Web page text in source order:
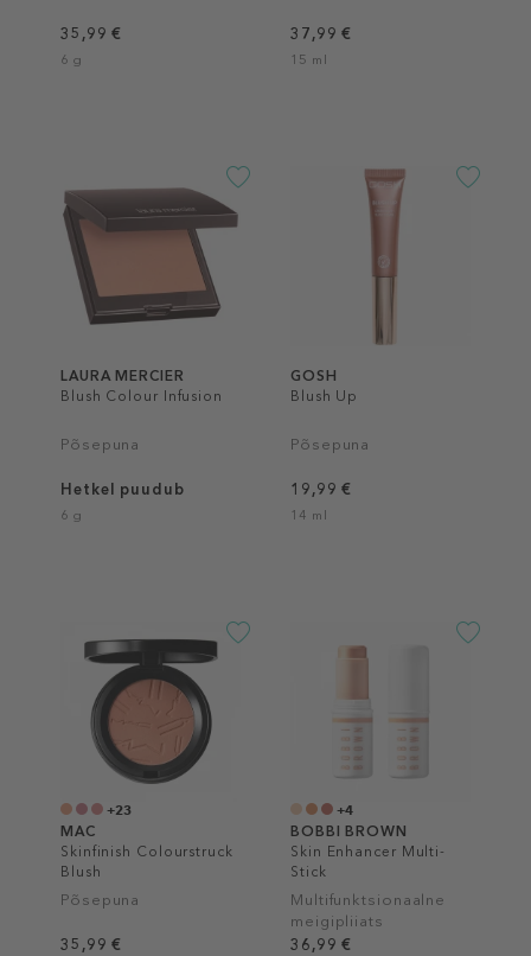
35,99 €
6 g
37,99 €
15 ml
LAURA MERCIER
Blush Colour Infusion
Põsepuna
Hetkel puudub
6 g
GOSH
Blush Up
Põsepuna
19,99 €
14 ml
+23
MAC
Skinfinish Colourstruck
Blush
Põsepuna
35,99 €
+4
BOBBI BROWN
Skin Enhancer Multi-
Stick
Multifunktsionaalne
meigipliiats
36,99 €